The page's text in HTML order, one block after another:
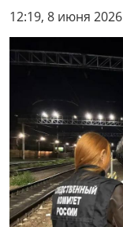
12:19, 8 июня 2026